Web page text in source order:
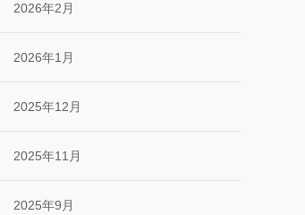
2026年2月
2026年1月
2025年12月
2025年11月
2025年9月